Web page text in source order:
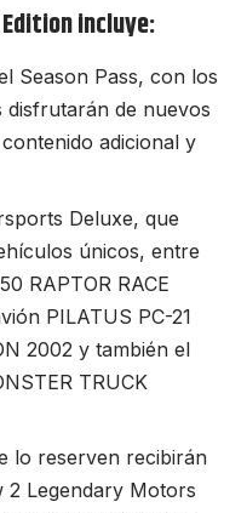
incluye:
Season Pass, con los
disfrutarán de nuevos
adicional y
Deluxe, que
únicos, entre
RAPTOR RACE
PILATUS PC-21
2002 y también el
TRUCK
lo reserven recibirán
2 Legendary Motors